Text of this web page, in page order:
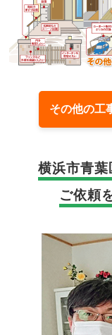
その他の
横浜市青葉
ご依頼